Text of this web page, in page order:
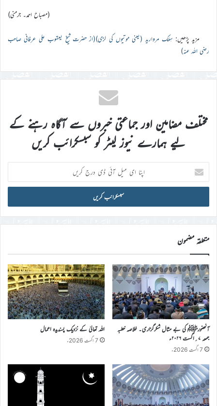
(مصباح احمد۔ جرمنی)
مزید پڑھیں: سِلک مروارید (یعنی موتیوں کی لڑی)(از حضرت شیخ یعقوب علی عرفانی صاحب
رضی اللہ عنہ)
مختلف مضامین اور جماعتی خبروں سے آگاہ رہنے کے
لیے ہمارے نیوز لیٹر کو سبسکرائب کریں
اپنا
ای
میل
ڈی
درج
کریں
متعلقہ مضمون
آنحضورﷺ کی بے مثال شکرگزاری۔ خلاصہ خطبہ
جمعہ ۷؍اگست ۲۰۲۶ء
7 اگست 2026ء
اللہ تعالیٰ کے نزدیک پسندیدہ اعمال
7 اگست 2026ء